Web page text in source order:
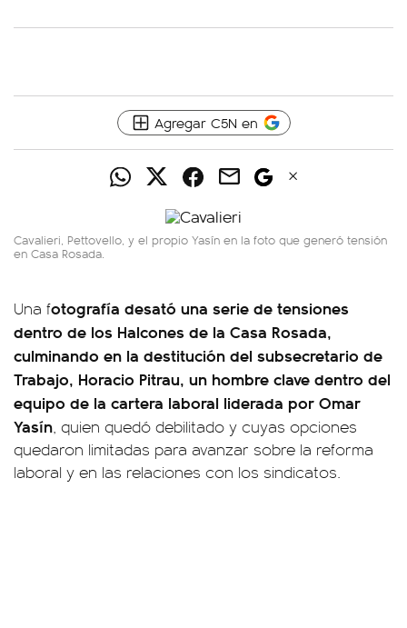
Agregar C5N en
Cavalieri, Pettovello, y el propio Yasín en la foto que generó tensión
en Casa Rosada.
Una fotografía desató una serie de tensiones
dentro de los Halcones de la Casa Rosada,
culminando en la destitución del subsecretario de
Trabajo, Horacio Pitrau, un hombre clave dentro del
equipo de la cartera laboral liderada por Omar
Yasín, quien quedó debilitado y cuyas opciones
quedaron limitadas para avanzar sobre la reforma
laboral y en las relaciones con los sindicatos.